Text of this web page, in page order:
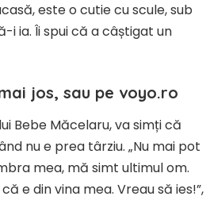
este o cutie cu scule, sub
i ia. Îi spui că a câștigat un
jos, sau pe voyo.ro
Bebe Măcelaru, va simți că
nu e prea târziu. „Nu mai pot
mea, mă simt ultimul om.
e din vina mea. Vreau să ies!”,